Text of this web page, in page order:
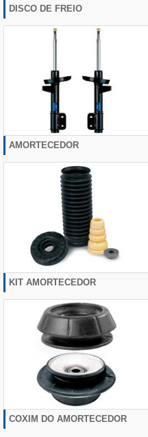
DISCO DE FREIO
AMORTECEDOR
KIT AMORTECEDOR
COXIM DO AMORTECEDOR